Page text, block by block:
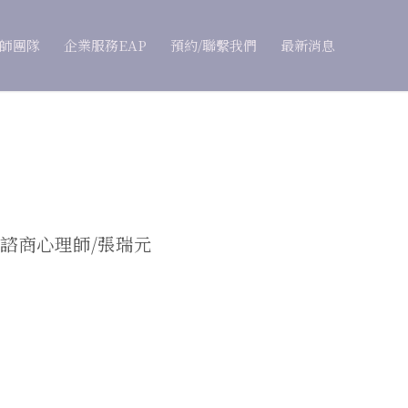
團隊 企業服務EAP 預約/聯繫我們 最新消息
諮商心理師/張瑞元